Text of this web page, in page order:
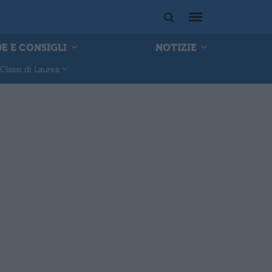
E CONSIGLI NOTIZIE
Classi di Laurea